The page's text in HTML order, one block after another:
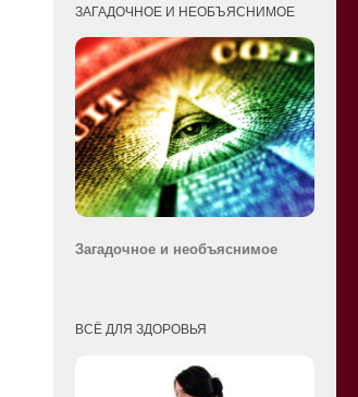
ЗАГАДОЧНОЕ И НЕОБЪЯСНИМОЕ
Загадочное и необъяснимое
ВСЁ ДЛЯ ЗДОРОВЬЯ